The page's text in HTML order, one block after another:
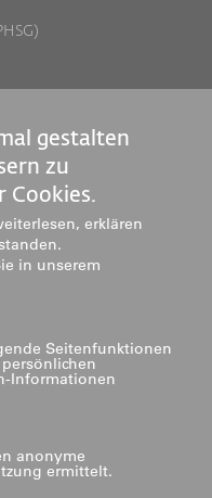
gestalten
zu
Cookies.
erklären
in unserem
Seitenfunktionen
Informationen
anonyme
ermittelt.